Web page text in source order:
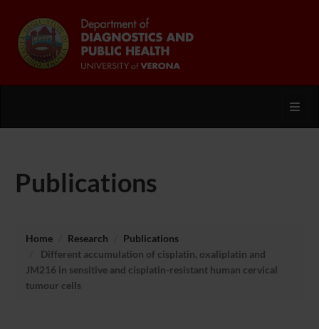
Publications
Home Research
Publications
Different accumulation of cisplatin, oxaliplatin and
JM216 in sensitive and cisplatin-resistant human cervical
tumour cells